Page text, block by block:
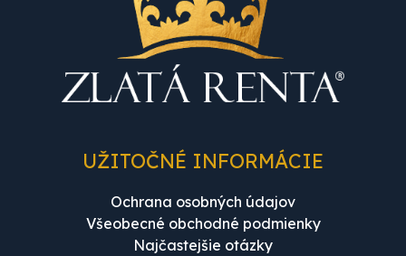
UŽITOČNÉ INFORMÁCIE
Ochrana osobných údajov
Všeobecné obchodné podmienky
Najčastejšie otázky